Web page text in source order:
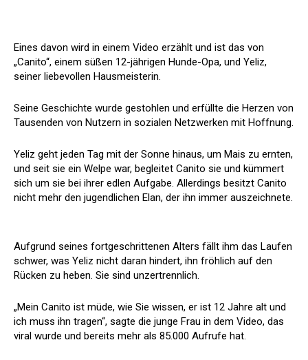
Eines davon wird in einem Video erzählt und ist das von
„Canito“, einem süßen 12-jährigen Hunde-Opa, und Yeliz,
seiner liebevollen Hausmeisterin.
Seine Geschichte wurde gestohlen und erfüllte die Herzen von
Tausenden von Nutzern in sozialen Netzwerken mit Hoffnung.
Yeliz geht jeden Tag mit der Sonne hinaus, um Mais zu ernten,
und seit sie ein Welpe war, begleitet Canito sie und kümmert
sich um sie bei ihrer edlen Aufgabe. Allerdings besitzt Canito
nicht mehr den jugendlichen Elan, der ihn immer auszeichnete.
Aufgrund seines fortgeschrittenen Alters fällt ihm das Laufen
schwer, was Yeliz nicht daran hindert, ihn fröhlich auf den
Rücken zu heben. Sie sind unzertrennlich.
„Mein Canito ist müde, wie Sie wissen, er ist 12 Jahre alt und
ich muss ihn tragen“, sagte die junge Frau in dem Video, das
viral wurde und bereits mehr als 85.000 Aufrufe hat.